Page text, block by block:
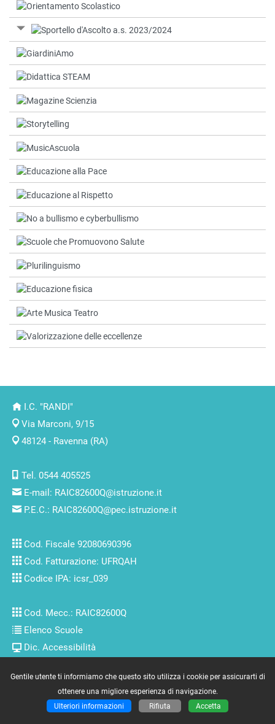
I.C. "RANDI"
Via Marconi, 9/15
48124 - Ravenna (RA)
Tel. 0544 405525
E-mail: RAIC82600Q@istruzione.it
P.E.C.: RAIC82600Q@pec.istruzione.it
Cod. Fiscale 92080690396
Cod. Fatturazione: UFRQAH
Codice IPA: icsr_039
Cod. Mecc.: RAIC82600Q
Elenco Scuole
Dic. Accessibilità
Utenti connessi: 5351
N. visitatori: 13396312
Gentile utente ti informiamo che questo sito utilizza i cookie per assicurarti di
ottenere una migliore esperienza di navigazione.
Ulteriori informazioni
Rifiuta Accetta